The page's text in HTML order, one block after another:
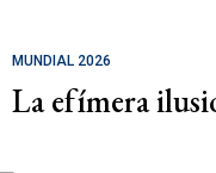
MUNDIAL 2026
La efímera